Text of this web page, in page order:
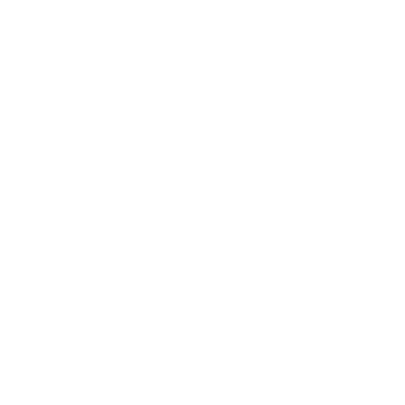
que el sr trompeta y
ahora subiré mil
cómo estaba y lo
en sociedad con el